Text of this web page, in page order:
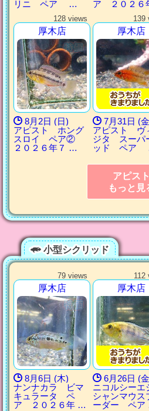
リニ ペア …
ア ２０２６
128 views
厚木店
8月2日 (日)
アピスト ホング
スロイ ペア②
２０２６年７ …
139
厚木店
7月31日 (
アピスト ヴ
ジタ スーパ
ッド ペア
アピスト
もっと見
小型シクリッド
79 views
厚木店
8月6日 (木)
ナンナカラ ビマ
キュラータ ペ
ア ２０２６年 …
112
厚木店
6月26日 (
ニコルシーエ
シャンマウス
ーダー ペア